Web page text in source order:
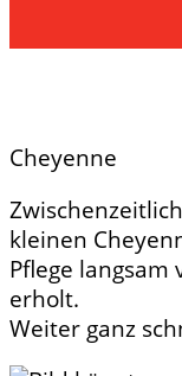
Cheyenne
kleinen
Pflege
erholt.
Weiter ganz